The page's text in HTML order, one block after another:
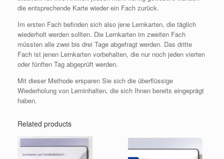
die entsprechende Karte wieder ein Fach zurück.
Im ersten Fach befinden sich also jene Lernkarten, die täglich
wiederholt werden sollten. Die Lernkarten im zweiten Fach
müssten alle zwei bis drei Tage abgefragt werden. Das dritte
Fach ist jenen Lernkarten vorbehalten, die nur noch jeden vierten
oder fünften Tag abgeprüft werden.
Mit dieser Methode ersparen Sie sich die überflüssige
Wiederholung von Lerninhalten, die sich Ihnen bereits eingeprägt
haben.
Related products